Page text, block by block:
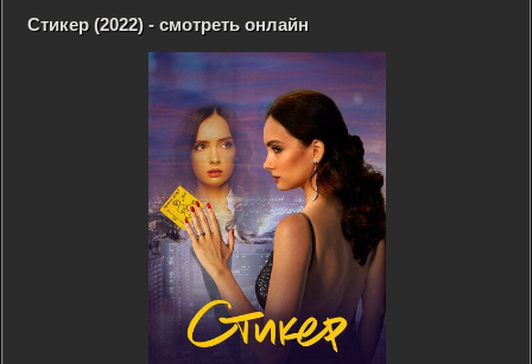
Стикер (2022) - смотреть онлайн